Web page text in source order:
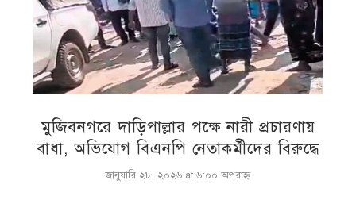
মুজিবনগরে দাড়িপাল্লার পক্ষে নারী প্রচারণায়
বাধা, অভিযোগ বিএনপি নেতাকর্মীদের বিরুদ্ধে
জানুয়ারি ২৮, ২০২৬ at ৬:০০ অপরাহ্ণ